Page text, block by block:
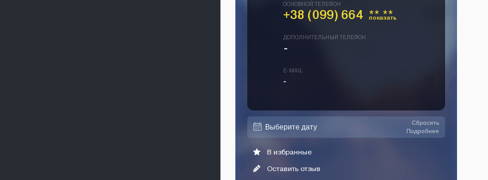
ОСНОВНОЙ ТЕЛЕФОН
+38 (099) 664 ** **
показать
ДОПОЛНИТЕЛЬНЫЙ ТЕЛЕФОН
-
E-MAIL
-
Сбросить
Подробнее
В избранные
Оставить отзыв